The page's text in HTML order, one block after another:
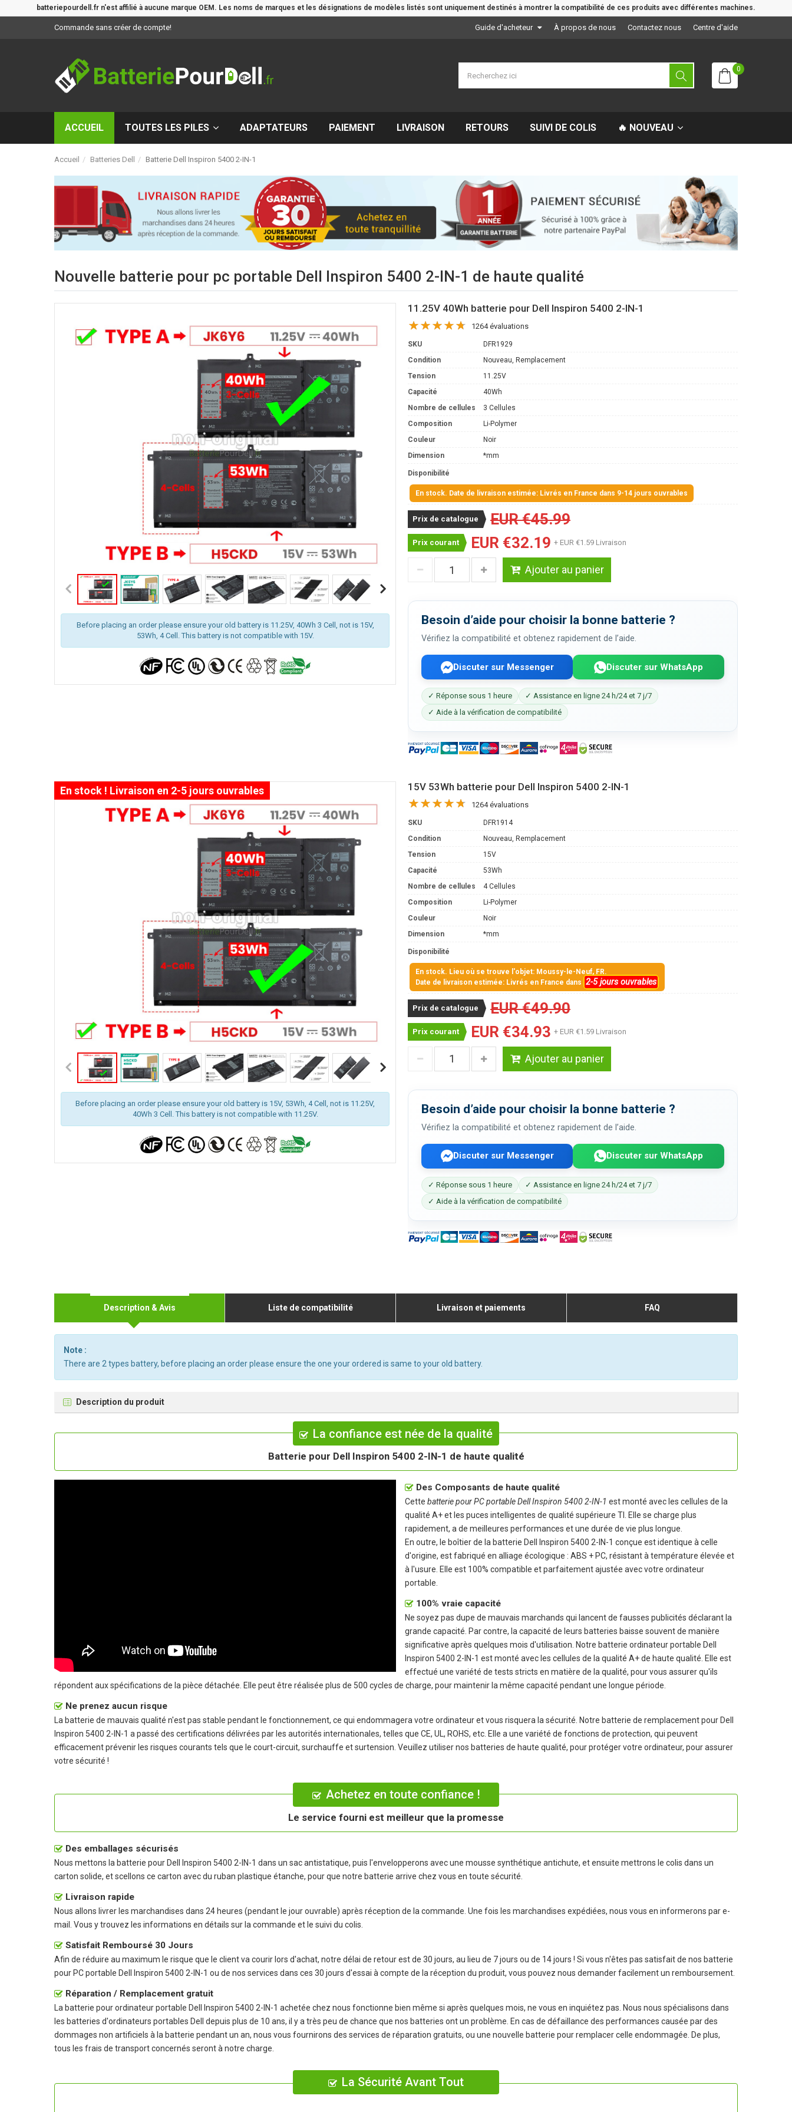
batteriepourdell.fr n'est affilié à aucune marque OEM. Les noms de marques et les désignations de modèles listés sont uniquement destinés à montrer la compatibilité de ces produits avec différentes machines.
Commande sans créer de compte! Guide d'acheteur À propos de nous Contactez nous Centre d'aide
0
ACCUEIL TOUTES LES PILES ADAPTATEURS PAIEMENT LIVRAISON RETOURS SUIVI DE COLIS 🔥 NOUVEAU
Accueil Batteries Dell Batterie Dell Inspiron 5400 2-IN-1
Nouvelle batterie pour pc portable Dell Inspiron 5400 2-IN-1 de haute qualité
Before placing an order please ensure your old battery is 11.25V, 40Wh 3 Cell, not is 15V,
53Wh, 4 Cell. This battery is not compatible with 15V.
11.25V 40Wh batterie pour Dell Inspiron 5400 2-IN-1
1264 évaluations
SKU
DFR1929
Condition
Nouveau, Remplacement
Tension
11.25V
Capacité
40Wh
Nombre de cellules
3 Cellules
Composition
Li-Polymer
Couleur
Noir
Dimension
*mm
Disponibilité
En stock. Date de livraison estimée: Livrés en France dans 9-14 jours ouvrables
Prix de catalogue EUR €45.99
Prix courant EUR €32.19 + EUR €1.59 Livraison
Ajouter au panier
Besoin d’aide pour choisir la bonne batterie ?
Vérifiez la compatibilité et obtenez rapidement de l’aide.
Discuter sur Messenger Discuter sur WhatsApp
✓ Réponse sous 1 heure
✓ Assistance en ligne 24 h/24 et 7 j/7
✓ Aide à la vérification de compatibilité
Before placing an order please ensure your old battery is 15V, 53Wh, 4 Cell, not is 11.25V,
40Wh 3 Cell. This battery is not compatible with 11.25V.
En stock ! Livraison en 2-5 jours ouvrables 15V 53Wh batterie pour Dell Inspiron 5400 2-IN-1
1264 évaluations
SKU
DFR1914
Condition
Nouveau, Remplacement
Tension
15V
Capacité
53Wh
Nombre de cellules
4 Cellules
Composition
Li-Polymer
Couleur
Noir
Dimension
*mm
Disponibilité
En stock. Lieu où se trouve l'objet: Moussy-le-Neuf, FR.
Date de livraison estimée: Livrés en France dans 2-5 jours ouvrables
Prix de catalogue EUR €49.90
Prix courant EUR €34.93 + EUR €1.59 Livraison
Ajouter au panier
Besoin d’aide pour choisir la bonne batterie ?
Vérifiez la compatibilité et obtenez rapidement de l’aide.
Discuter sur Messenger Discuter sur WhatsApp
✓ Réponse sous 1 heure
✓ Assistance en ligne 24 h/24 et 7 j/7
✓ Aide à la vérification de compatibilité
Description & Avis Liste de compatibilité Livraison et paiements FAQ
Note :
There are 2 types battery, before placing an order please ensure the one your ordered is same to your old battery.
Description du produit
La confiance est née de la qualité
Batterie pour Dell Inspiron 5400 2-IN-1 de haute qualité
Des Composants de haute qualité
Cette batterie pour PC portable Dell Inspiron 5400 2-IN-1 est monté avec les cellules de la
qualité A+ et les puces intelligentes de qualité supérieure TI. Elle se charge plus
rapidement, a de meilleures performances et une durée de vie plus longue.
En outre, le boîtier de la batterie Dell Inspiron 5400 2-IN-1 conçue est identique à celle
d'origine, est fabriqué en alliage écologique : ABS + PC, résistant à température élevée et
à l'usure. Elle est 100% compatible et parfaitement ajustée avec votre ordinateur
portable.
100% vraie capacité
Ne soyez pas dupe de mauvais marchands qui lancent de fausses publicités déclarant la
grande capacité. Par contre, la capacité de leurs batteries baisse souvent de manière
significative après quelques mois d'utilisation. Notre batterie ordinateur portable Dell
Inspiron 5400 2-IN-1 est monté avec les cellules de la qualité A+ de haute qualité. Elle est
effectué une variété de tests stricts en matière de la qualité, pour vous assurer qu'ils
répondent aux spécifications de la pièce détachée. Elle peut être réalisée plus de 500 cycles de charge, pour maintenir la même capacité pendant une longue période.
Ne prenez aucun risque
La batterie de mauvais qualité n'est pas stable pendant le fonctionnement, ce qui endommagera votre ordinateur et vous risquera la sécurité. Notre batterie de remplacement pour Dell
Inspiron 5400 2-IN-1 a passé des certifications délivrées par les autorités internationales, telles que CE, UL, ROHS, etc. Elle a une variété de fonctions de protection, qui peuvent
efficacement prévenir les risques courants tels que le court-circuit, surchauffe et surtension. Veuillez utiliser nos batteries de haute qualité, pour protéger votre ordinateur, pour assurer
votre sécurité !
Achetez en toute confiance !
Le service fourni est meilleur que la promesse
Des emballages sécurisés
Nous mettons la batterie pour Dell Inspiron 5400 2-IN-1 dans un sac antistatique, puis l'envelopperons avec une mousse synthétique antichute, et ensuite mettrons le colis dans un
carton solide, et scellons ce carton avec du ruban plastique étanche, pour que notre batterie arrive chez vous en toute sécurité.
Livraison rapide
Nous allons livrer les marchandises dans 24 heures (pendant le jour ouvrable) après réception de la commande. Une fois les marchandises expédiées, nous vous en informerons par e-
mail. Vous y trouvez les informations en détails sur la commande et le suivi du colis.
Satisfait Remboursé 30 Jours
Afin de réduire au maximum le risque que le client va courir lors d'achat, notre délai de retour est de 30 jours, au lieu de 7 jours ou de 14 jours ! Si vous n'êtes pas satisfait de nos batterie
pour PC portable Dell Inspiron 5400 2-IN-1 ou de nos services dans ces 30 jours d'essai à compte de la réception du produit, vous pouvez nous demander facilement un remboursement.
Réparation / Remplacement gratuit
La batterie pour ordinateur portable Dell Inspiron 5400 2-IN-1 achetée chez nous fonctionne bien même si après quelques mois, ne vous en inquiétez pas. Nous nous spécialisons dans
les batteries d'ordinateurs portables Dell depuis plus de 10 ans, il y a très peu de chance que nos batteries ont un problème. En cas de défaillance des performances causée par des
dommages non artificiels à la batterie pendant un an, nous vous fournirons des services de réparation gratuits, ou une nouvelle batterie pour remplacer celle endommagée. De plus,
tous les frais de transport concernés seront à notre charge.
La Sécurité Avant Tout